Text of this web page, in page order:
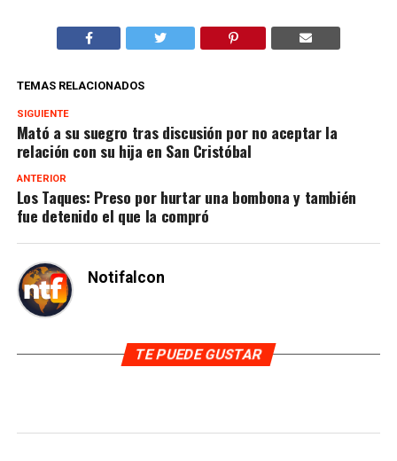
TEMAS RELACIONADOS
SIGUIENTE
Mató a su suegro tras discusión por no aceptar la
relación con su hija en San Cristóbal
ANTERIOR
Los Taques: Preso por hurtar una bombona y también
fue detenido el que la compró
Notifalcon
TE PUEDE GUSTAR